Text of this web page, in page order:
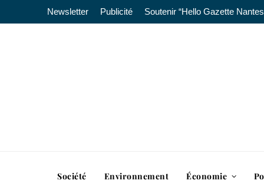
Newsletter Publicité Soutenir “Hello Gazette
Société Environnement Économie